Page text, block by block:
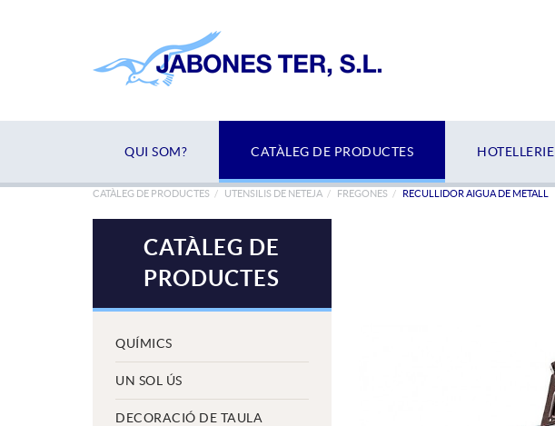
QUI SOM? CATÀLEG DE PRODUCTES HOTELLERIE
CATÀLEG DE PRODUCTES UTENSILIS DE NETEJA FREGONES RECULLIDOR AIGUA DE METALL
CATÀLEG DE
PRODUCTES
QUÍMICS
UN SOL ÚS
DECORACIÓ DE TAULA